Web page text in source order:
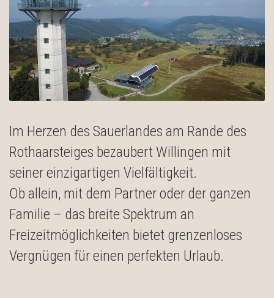
Im Herzen des Sauerlandes am Rande des
Rothaarsteiges bezaubert Willingen mit
seiner einzigartigen Vielfältigkeit.
Ob allein, mit dem Partner oder der ganzen
Familie – das breite Spektrum an
Freizeitmöglichkeiten bietet grenzenloses
Vergnügen für einen perfekten Urlaub.